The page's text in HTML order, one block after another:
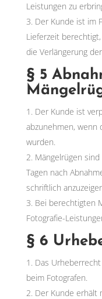
Leistungen zu
Der Kunde ist im
Lieferzeit
die Verlängerung
§ 5
Der Kunde ist
abzunehmen, wenn
wurden.
Mängelrügen
Tagen nach
schriftlich
Bei berechtigten
Fotografie-
§ 6
Das
beim Fotografen.
Der Kunde erhält